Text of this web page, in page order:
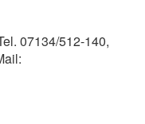
07134/512-140,